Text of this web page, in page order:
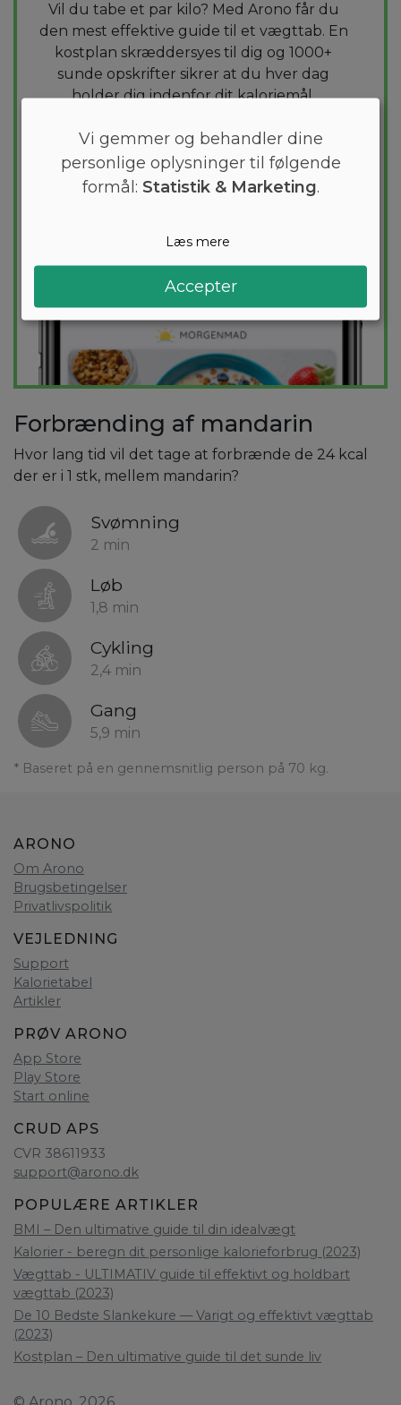
Vil du tabe et par kilo? Med Arono får du
den mest effektive guide til et vægttab. En
kostplan skræddersyes til dig og 1000+
sunde opskrifter sikrer at du hver dag
holder dig indenfor dit kaloriemål.
PRØVGRATIS
Forbrænding af mandarin
Hvor lang tid vil det tage at forbrænde de 24 kcal
der er i 1 stk, mellem mandarin?
Svømning
2 min
Løb
1,8 min
Cykling
2,4 min
Gang
5,9 min
* Baseret på en gennemsnitlig person på 70 kg.
ARONO
Om Arono
Brugsbetingelser
Privatlivspolitik
VEJLEDNING
Support
Kalorietabel
Artikler
PRØV ARONO
App Store
Play Store
Start online
CRUD APS
CVR 38611933
support@arono.dk
POPULÆRE ARTIKLER
BMI – Den ultimative guide til din idealvægt
Kalorier - beregn dit personlige kalorieforbrug (2023)
Vægttab - ULTIMATIV guide til effektivt og holdbart
vægttab (2023)
De 10 Bedste Slankekure — Varigt og effektivt vægttab
(2023)
Kostplan – Den ultimative guide til det sunde liv
Vi gemmer og behandler dine
personlige oplysninger til følgende
formål: Statistik & Marketing.
Læs mere
Accepter